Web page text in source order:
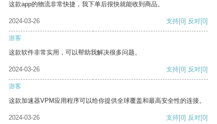
这款app的物流非常快捷，我下单后很快就能收到商品。
2024-03-26 支持[0] 反对[0]
游客
这款软件非常实用，可以帮助我解决很多问题。
2024-03-26 支持[0] 反对[0]
游客
这款加速器VPM应用程序可以给你提供全球覆盖和最高安全性的连接。
2024-03-26 支持[0] 反对[0]